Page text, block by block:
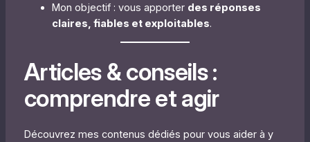
Mon objectif : vous apporter des réponses
claires, fiables et exploitables.
Articles & conseils :
comprendre et agir
Découvrez mes contenus dédiés pour vous aider à y